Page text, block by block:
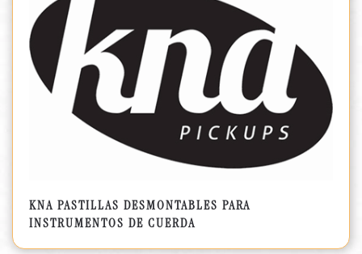
KNA PASTILLAS DESMONTABLES PARA
INSTRUMENTOS DE CUERDA